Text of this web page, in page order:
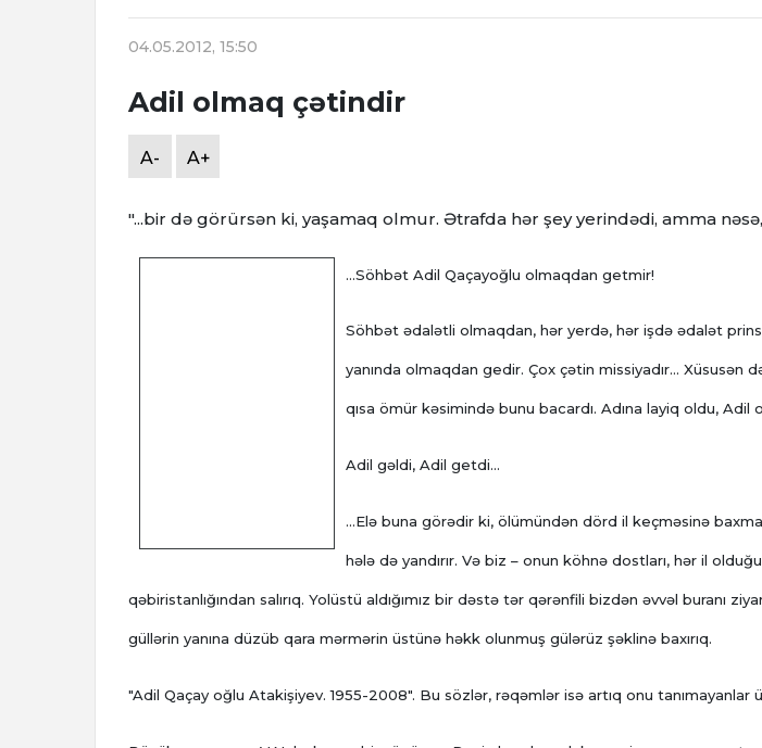
04.05.2012, 15:50
Adil olmaq çətindir
A- A+
"...bir də görürsən ki, yaşamaq olmur. Ətrafda hər şey yerindədi, amma
...Söhbət Adil Qaçayoğlu olmaqdan getmir!
Söhbət ədalətli olmaqdan, hər yerdə, hər işdə ədalət
yanında olmaqdan gedir. Çox çətin missiyadır... Xüsusən
qısa ömür kəsimində bunu bacardı. Adına layiq oldu, Adil
Adil gəldi, Adil getdi...
...Elə buna görədir ki, ölümündən dörd il keçməsinə
hələ də yandırır. Və biz – onun köhnə dostları, hər il
qəbiristanlığından salırıq. Yolüstü aldığımız bir dəstə tər qərənfili bizdən əvvəl buranı
güllərin yanına düzüb qara mərmərin üstünə həkk olunmuş gülərüz şəklinə baxırıq.
"Adil Qaçay oğlu Atakişiyev. 1955-2008". Bu sözlər, rəqəmlər isə artıq onu tanımayanlar